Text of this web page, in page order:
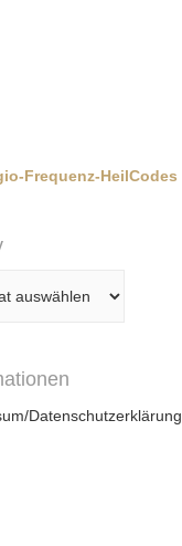
Frequenz-HeilCodes
Datenschutzerklärung